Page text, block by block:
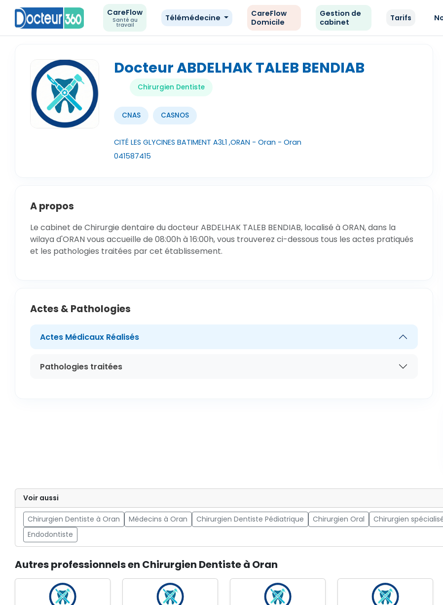
CareFlow
Santé au
travail
Télémédecine
CareFlow
Domicile
Gestion de
cabinet
Tarifs
Docteur ABDELHAK TALEB BENDIAB
Chirurgien Dentiste
CNAS CASNOS
CITÉ LES GLYCINES BATIMENT A3L1 ,ORAN - Oran - Oran
041587415
A propos
Le cabinet de Chirurgie dentaire du docteur ABDELHAK TALEB BENDIAB, localisé à ORAN, dans la
wilaya d'ORAN vous accueille de 08:00h à 16:00h, vous trouverez ci-dessous tous les actes pratiqués
et les pathologies traitées par cet établissement.
Actes & Pathologies
Actes Médicaux Réalisés
Pathologies traitées
Voir aussi
Chirurgien Dentiste à Oran Médecins à Oran Chirurgien Dentiste Pédiatrique Chirurgien Oral Chirurgien
Endodontiste
Autres professionnels en Chirurgien Dentiste à Oran